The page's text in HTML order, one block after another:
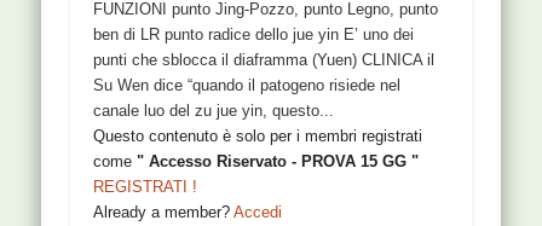
FUNZIONI punto Jing-Pozzo, punto Legno, punto
ben di LR punto radice dello jue yin E’ uno dei
punti che sblocca il diaframma (Yuen) CLINICA il
Su Wen dice “quando il patogeno risiede nel
canale luo del zu jue yin, questo...
Questo contenuto è solo per i membri registrati
come" Accesso Riservato - PROVA 15 GG "
REGISTRATI !
Already a member?Accedi